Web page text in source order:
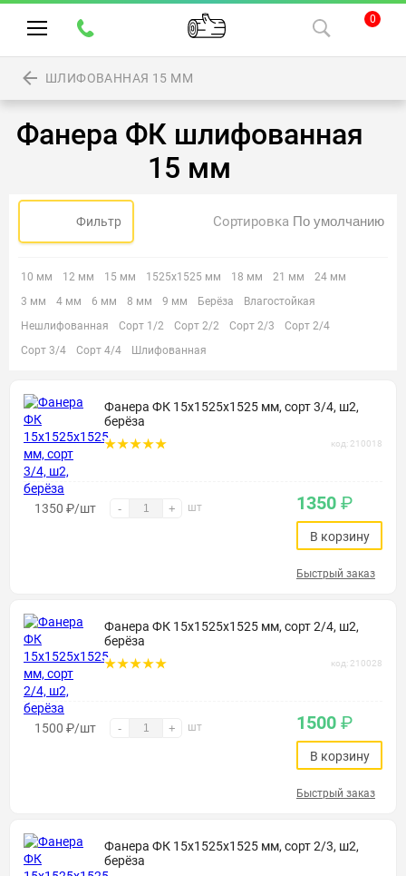
0
ШЛИФОВАННАЯ 15 ММ
Фанера ФК шлифованная
15 мм
Фильтр Сортировка
10 мм 12 мм 15 мм 1525х1525 мм 18 мм 21 мм
24 мм
3 мм
4 мм 6 мм 8 мм 9 мм Берёза
Влагостойкая
Нешлифованная
Сорт 1/2 Сорт 2/2 Сорт 2/3
Сорт 2/4
Сорт 3/4
Сорт 4/4 Шлифованная
Фанера ФК 15х1525х1525 мм, сорт 3/4, ш2,
берёза
код: 210018
1350 ₽/шт - + шт 1350 ₽
В корзину
Быстрый заказ
Фанера ФК 15х1525х1525 мм, сорт 2/4, ш2,
берёза
код: 210028
1500 ₽/шт - + шт 1500 ₽
В корзину
Быстрый заказ
Фанера ФК 15х1525х1525 мм, сорт 2/3, ш2,
берёза